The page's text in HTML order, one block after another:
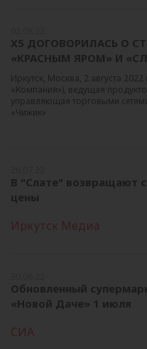
X5 ДОГОВОРИЛАСЬ О
«КРАСНЫМ ЯРОМ» И
Иркутск, Москва, 2 августа 2022
«Компания»), ведущая
управляющая торговыми
«Чижик»
В "Слате" возвращают
цены
Иркутск Медиа
Обновленный
«Новой Даче» 1 июля
СИА